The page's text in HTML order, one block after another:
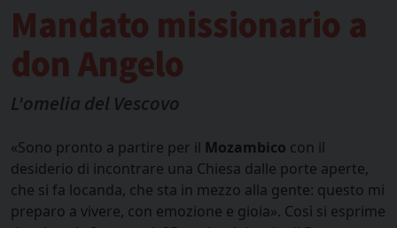
Mandato missionario a
don Angelo
L'omelia del Vescovo
«Sono pronto a partire per il Mozambico con il
desiderio di incontrare una Chiesa dalle porte aperte,
che si fa locanda, che sta in mezzo alla gente: questo mi
preparo a vivere, con emozione e gioia». Così si esprime